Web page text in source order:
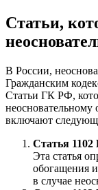
Статьи,
В России,
Гражданским
Статьи ГК РФ,
неосновательному
включают
Статья
Эта статья
обогащения
в случае